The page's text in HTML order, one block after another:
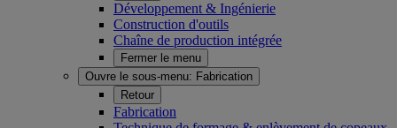
Développement & Ingénierie
Construction d'outils
Chaîne de production intégrée
Fermer le menu
Ouvre le sous-menu: Fabrication
Retour
Fabrication